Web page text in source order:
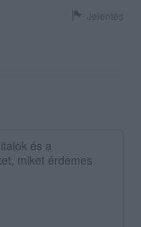
Jelentés